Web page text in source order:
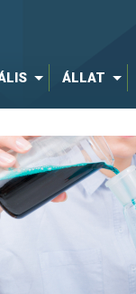
ÁLLAT